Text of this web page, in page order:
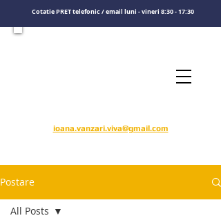
ioana.vanzari.viva@gmail.com
Cotatie PRET telefonic / email luni - vineri 8:30 - 17:30
Postare
All Posts